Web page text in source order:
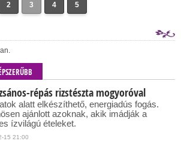
2 3 4 5
répás rizstészta mogyoróval
alatt elkészíthető, energiadús fogás.
ajánlott azoknak, akik imádják a
ízvilágú ételeket.
15 21:00